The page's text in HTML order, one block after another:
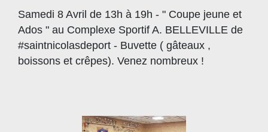
Samedi 8 Avril de 13h à 19h - " Coupe jeune et
Ados " au Complexe Sportif A. BELLEVILLE de
#saintnicolasdeport - Buvette ( gâteaux ,
boissons et crêpes). Venez nombreux !